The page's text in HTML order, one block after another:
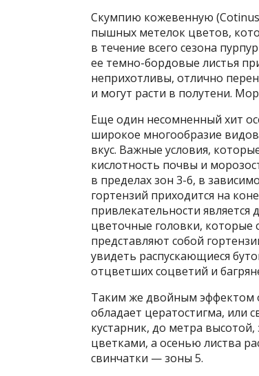
Скумпию кожевенную
пышных метелок цветов,
в течение всего сезона
ее темно-бордовые листья
неприхотливы, отлично
и могут расти в полутени.
Еще один несомненный хит
широкое многообразие
вкус. Важные условия,
кислотность почвы и
в пределах зон 3-6, в
гортензий приходится на
привлекательности
цветочные головки, которые
представляют собой
увидеть распускающиеся
отцветших соцветий и
Таким же двойным эффектом
обладает цератостигма, или
кустарник, до метра
цветками, а осенью листва
свинчатки — зоны 5.